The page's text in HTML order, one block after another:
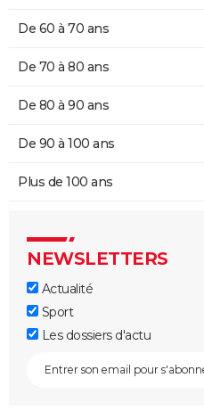
De 60 à 70 ans
De 70 à 80 ans
De 80 à 90 ans
De 90 à 100 ans
Plus de 100 ans
NEWSLETTERS
Actualité
Sport
Les dossiers d'actu